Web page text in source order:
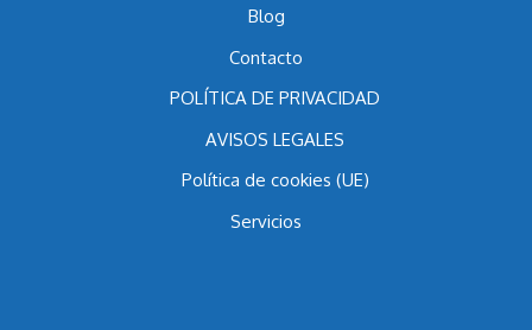
Multipropiedad Anterior a 1998
Blog
Contacto
POLÍTICA DE PRIVACIDAD
AVISOS LEGALES
Política de cookies (UE)